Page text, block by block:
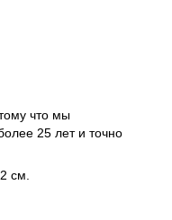
что мы
25 лет и точно
см.